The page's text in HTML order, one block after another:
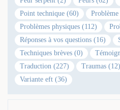
Point technique (60)
Problèmes physiques (112)
Réponses à vos questions (16)
Techniques brèves (0)
Traduction (227)
Traumas (12)
Variante eft (36)